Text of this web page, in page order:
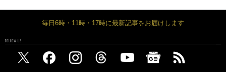
毎日6時・11時・17時に最新記事をお届けします
FOLLOW US